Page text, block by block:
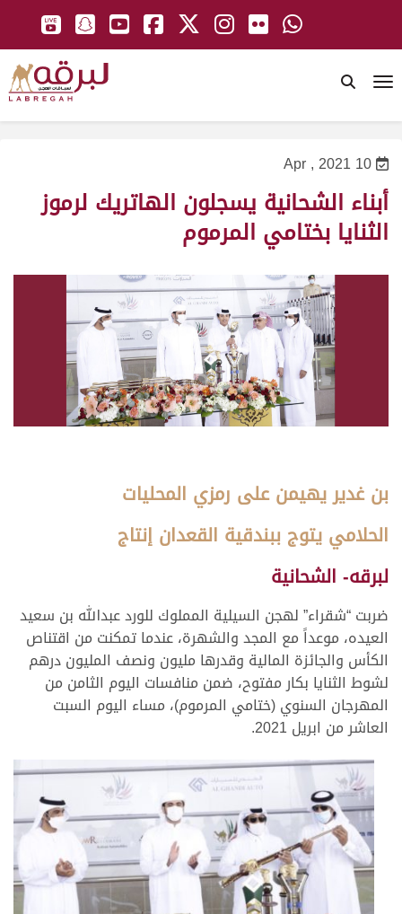
10 Apr , 2021
أبناء الشحانية يسجلون الهاتريك لرموز
الثنايا بختامي المرموم
بن غدير يهيمن على رمزي المحليات
الحلامي يتوج ببندقية القعدان إنتاج
لبرقه- الشحانية
ضربت “شقراء” لهجن السيلية المملوك للورد عبدالله بن سعيد
العيده، موعداً مع المجد والشهرة، عندما تمكنت من اقتناص
الكأس والجائزة المالية وقدرها مليون ونصف المليون درهم
لشوط الثنايا بكار مفتوح، ضمن منافسات اليوم الثامن من
المهرجان السنوي (ختامي المرموم)، مساء اليوم السبت
العاشر من ابريل 2021.